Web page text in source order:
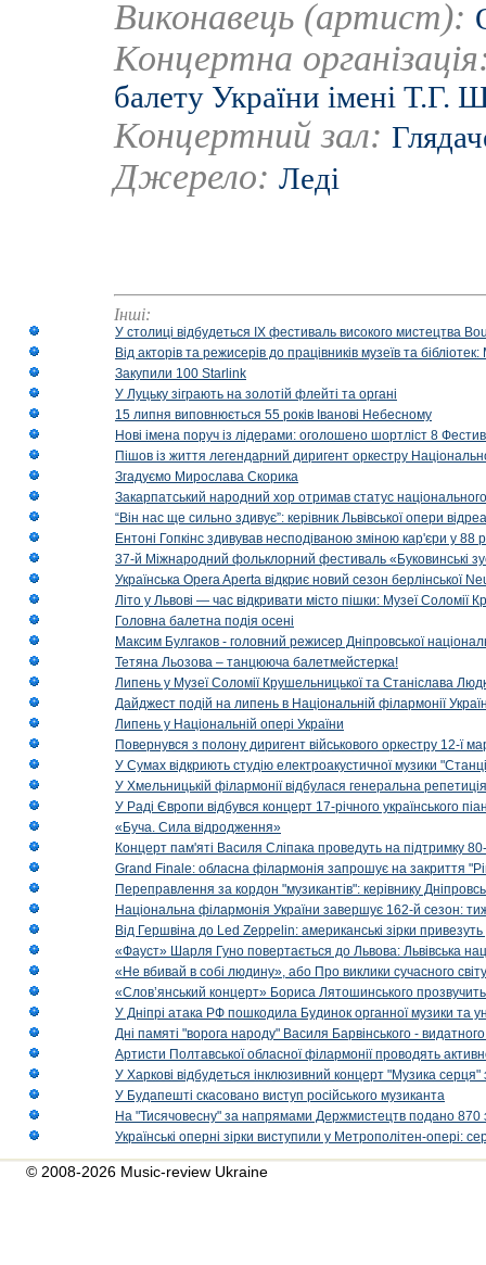
Виконавець (артист):
Концертна
балету України імені Т.Г.
Концертний зал:
Джерело: Леді
Інші:
У столиці відбудеться IX фестиваль високого мистецтва
Від акторів та режисерів до працівників музеїв та
Закупили 100 Starlink
У Луцьку зіграють на золотій флейті та органі
15 липня виповнюється 55 років Іванові Небесному
Нові імена поруч із лідерами: оголошено шортліст 8
Пішов із життя легендарний диригент оркестру
Згадуємо Мирослава Скорика
Закарпатський народний хор отримав статус національного
“Він нас ще сильно здивує”: керівник Львівської опери
Ентоні Гопкінс здивував несподіваною зміною кар'єри у 88
37-й Міжнародний фольклорний фестиваль «Буковинські
Українська Opera Aperta відкриє новий сезон берлінської
Літо у Львові — час відкривати місто пішки: Музеї Соломії
Головна балетна подія осені
Максим Булгаков - головний режисер Дніпровської
Тетяна Льозова – танцююча балетмейстерка!
Липень у Музеї Соломії Крушельницької та Станіслава
Дайджест подій на липень в Національній філармонії
Липень у Національній опері України
Повернувся з полону диригент військового оркестру 12-ї
У Сумах відкриють студію електроакустичної музики
У Хмельницькій філармонії відбулася генеральна
У Раді Європи відбувся концерт 17-річного українського
«Буча. Сила відродження»
Концерт пам'яті Василя Сліпака проведуть на підтримку
Grand Finale: обласна філармонія запрошує на закриття
Переправлення за кордон "музикантів": керівнику
Національна філармонія України завершує 162-й сезон:
Від Гершвіна до Led Zeppelin: американські зірки
«Фауст» Шарля Гуно повертається до Львова: Львівська
«Не вбивай в собі людину», або Про виклики сучасного світу
«Слов’янський концерт» Бориса Лятошинського
У Дніпрі атака РФ пошкодила Будинок органної музики та
Дні памяті "ворога народу" Василя Барвінського -
Артисти Полтавської обласної філармонії проводять
У Харкові відбудеться інклюзивний концерт "Музика
У Будапешті скасовано виступ російського музиканта
На "Тисячовесну" за напрямами Держмистецтв подано 870
Українські оперні зірки виступили у Метрополітен-опері:
© 2008-2026 Music-review Ukraine